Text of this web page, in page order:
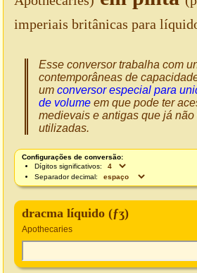
imperiais britânicas para
Esse conversor trabalha com
contemporâneas de
um conversor especial para
de volume em que pode ter
medievais e antigas que já não
utilizadas.
Configurações de conversão:
Dígitos significativos:
Separador decimal:
dracma líquido (ƒʒ)
Apothecaries